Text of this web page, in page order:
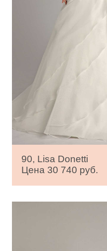
90, Lisa Donetti
Цена 30 740 руб.